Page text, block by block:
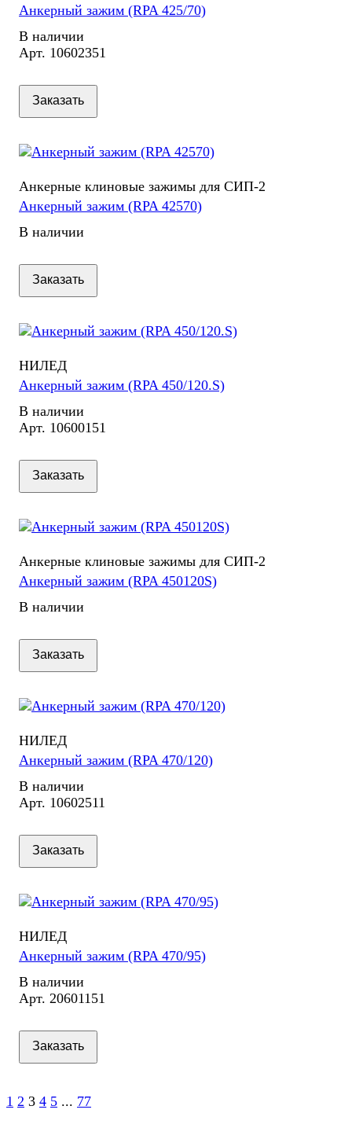
Анкерный зажим (RPA 425/70)
В наличии
Арт. 10602351
Заказать
Анкерные клиновые зажимы для СИП-2
Анкерный зажим (RPA 42570)
В наличии
Заказать
НИЛЕД
Анкерный зажим (RPA 450/120.S)
В наличии
Арт. 10600151
Заказать
Анкерные клиновые зажимы для СИП-2
Анкерный зажим (RPA 450120S)
В наличии
Заказать
НИЛЕД
Анкерный зажим (RPA 470/120)
В наличии
Арт. 10602511
Заказать
НИЛЕД
Анкерный зажим (RPA 470/95)
В наличии
Арт. 20601151
Заказать
1 2 3 4 5 ... 77